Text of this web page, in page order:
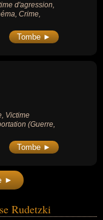
d'agression,
Crime,
Tombe ►
Victime
(Guerre,
Tombe ►
►
Rudetzki